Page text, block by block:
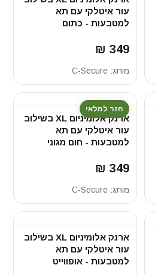
עור איטלקי עם תא
למטבעות - כתום
349 ₪
מותג: C-Secure
חזר למלאי
ארנק אלומיניום XL בשילוב
עור איטלקי עם תא
למטבעות - חום מגוני
349 ₪
מותג: C-Secure
ארנק אלומיניום XL בשילוב
עור איטלקי עם תא
למטבעות - אופווייט